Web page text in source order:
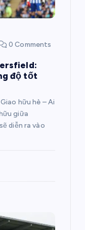
0 Comments
độ tốt
hữu hè – Ai
giữa
diễn ra vào